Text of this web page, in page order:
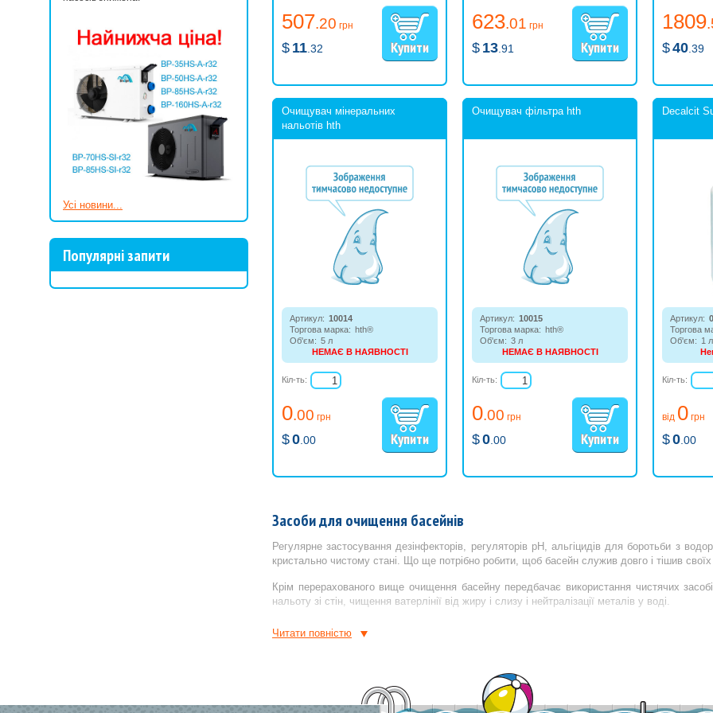
507.20 грн
$ 11 .32
623.01 грн
$ 13 .91
1809
$40 .39
Очищувач мінеральних
нальотів hth
Артикул: 10014
Торгова марка: hth®
Об'єм: 5 л
НЕМАЄ В НАЯВНОСТІ
Засіб для очищення всіх типів
відкладень мінерального
походження на поверхнях
0.00 грн
$0 .00
Кіл-ть:
Очищувач фільтра hth
Артикул: 10015
Торгова марка: hth®
Об'єм: 3 л
НЕМАЄ В НАЯВНОСТІ
Засіб для чищення піщаних,
діатомових і картриджних
фільтрів.
0.00 грн
$0 .00
Кіл-ть:
Decalcit
Артикул:
Торгова
Об'єм: 1 л
Засіб, що
і
щільних
фільтрових
від 0 грн
$0 .00
Кіл-ть:
Засоби для очищення басейнів
Регулярне застосування дезінфекторів, регуляторів pH, альгіцидів для боротьби з
кристально чистому стані. Що ще потрібно робити, щоб басейн служив довго і тішив своїх
Крім перерахованого вище очищення басейну передбачає використання чистячих
нальоту зі стін, чищення ватерлінії від жиру і слизу і нейтралізації металів у воді.
Проблеми, викликані надлишком металів у воді і відкладеннями мінерального
Реагенти захистять водну систему з першого дня експлуатації.
Для боротьби з кальцієвим нальотом на чаші басейну використовують спеціалізовані
Читати повнiстю
Усі новини...
Популярні запити